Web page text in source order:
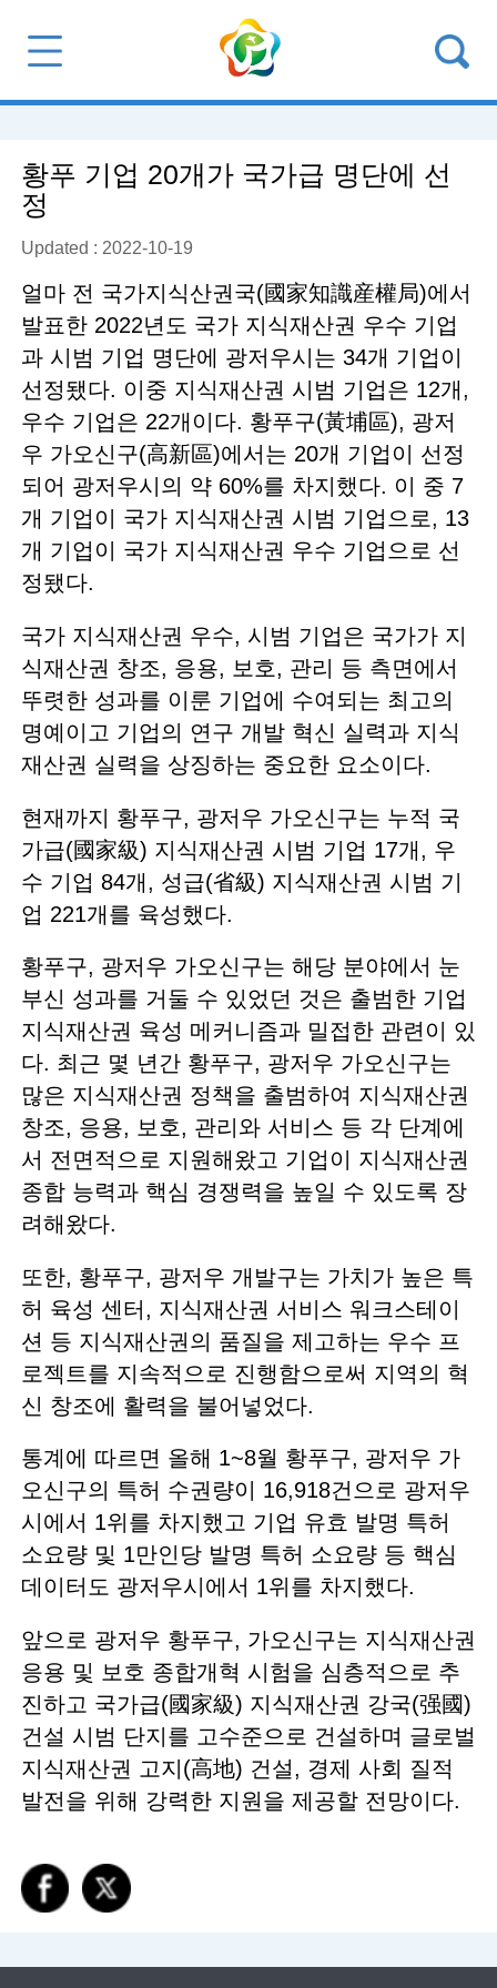
황푸 기업 20개가 국가급 명단에 선
정
Updated : 2022-10-19
얼마 전 국가지식산권국(國家知識産權局)에서
발표한 2022년도 국가 지식재산권 우수 기업
과 시범 기업 명단에 광저우시는 34개 기업이
선정됐다. 이중 지식재산권 시범 기업은 12개,
우수 기업은 22개이다. 황푸구(黃埔區), 광저
우 가오신구(高新區)에서는 20개 기업이 선정
되어 광저우시의 약 60%를 차지했다. 이 중 7
개 기업이 국가 지식재산권 시범 기업으로, 13
개 기업이 국가 지식재산권 우수 기업으로 선
정됐다.
국가 지식재산권 우수, 시범 기업은 국가가 지
식재산권 창조, 응용, 보호, 관리 등 측면에서
뚜렷한 성과를 이룬 기업에 수여되는 최고의
명예이고 기업의 연구 개발 혁신 실력과 지식
재산권 실력을 상징하는 중요한 요소이다.
현재까지 황푸구, 광저우 가오신구는 누적 국
가급(國家級) 지식재산권 시범 기업 17개, 우
수 기업 84개, 성급(省級) 지식재산권 시범 기
업 221개를 육성했다.
황푸구, 광저우 가오신구는 해당 분야에서 눈
부신 성과를 거둘 수 있었던 것은 출범한 기업
지식재산권 육성 메커니즘과 밀접한 관련이 있
다. 최근 몇 년간 황푸구, 광저우 가오신구는
많은 지식재산권 정책을 출범하여 지식재산권
창조, 응용, 보호, 관리와 서비스 등 각 단계에
서 전면적으로 지원해왔고 기업이 지식재산권
종합 능력과 핵심 경쟁력을 높일 수 있도록 장
려해왔다.
또한, 황푸구, 광저우 개발구는 가치가 높은 특
허 육성 센터, 지식재산권 서비스 워크스테이
션 등 지식재산권의 품질을 제고하는 우수 프
로젝트를 지속적으로 진행함으로써 지역의 혁
신 창조에 활력을 불어넣었다.
통계에 따르면 올해 1~8월 황푸구, 광저우 가
오신구의 특허 수권량이 16,918건으로 광저우
시에서 1위를 차지했고 기업 유효 발명 특허
소요량 및 1만인당 발명 특허 소요량 등 핵심
데이터도 광저우시에서 1위를 차지했다.
앞으로 광저우 황푸구, 가오신구는 지식재산권
응용 및 보호 종합개혁 시험을 심층적으로 추
진하고 국가급(國家級) 지식재산권 강국(强國)
건설 시범 단지를 고수준으로 건설하며 글로벌
지식재산권 고지(高地) 건설, 경제 사회 질적
발전을 위해 강력한 지원을 제공할 전망이다.